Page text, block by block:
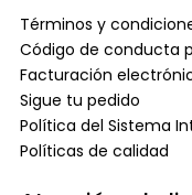
Términos y
Código de conducta
Facturación
Sigue tu pedido
Política del Sistema
Políticas de calidad